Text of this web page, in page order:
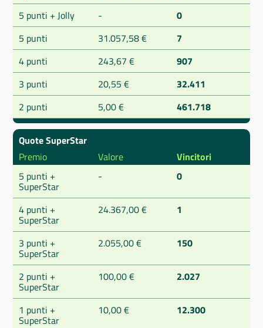
5 punti + Jolly
-
0
5 punti
31.057,58 €
7
4 punti
243,67 €
907
3 punti
20,55 €
32.411
2 punti
5,00 € 461.718
Quote SuperStar
Premio
Valore
Vincitori
5 punti +
SuperStar
- 0
4 punti +
SuperStar
24.367,00 € 1
3 punti +
SuperStar
2.055,00 € 150
2 punti +
SuperStar
100,00 € 2.027
1 punti +
SuperStar
10,00 € 12.300